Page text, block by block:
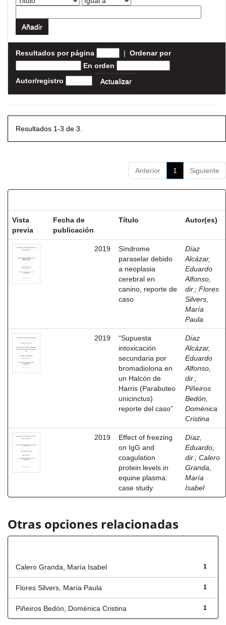
Resultados por página | Ordenar por
En orden
Autor/registro
Resultados 1-3 de 3.
Anterior 1 Siguiente
Vista
previa
Fecha de
publicación
Título Autor(es)
2019
Síndrome
paraselar debido
a neoplasia
cerebral en
canino, reporte de
caso
Díaz
Alcázar,
Eduardo
Alfonso,
dir. ; Flores
Silvers,
María
Paula
2019
“Supuesta
intoxicación
secundaria por
bromadiolona en
un Halcón de
Harris (Parabuteo
unicinctus)
reporte del caso”
Díaz
Alcázar,
Eduardo
Alfonso,
dir. ;
Piñeiros
Bedón,
Doménica
Cristina
2019
Effect of freezing
on IgG and
coagulation
protein levels in
equine plasma:
case study
Díaz,
Eduardo,
dir. ; Calero
Granda,
María
Isabel
Otras opciones relacionadas
1
Calero Granda, María Isabel
1
Flores Silvers, María Paula
1
Piñeiros Bedón, Doménica Cristina